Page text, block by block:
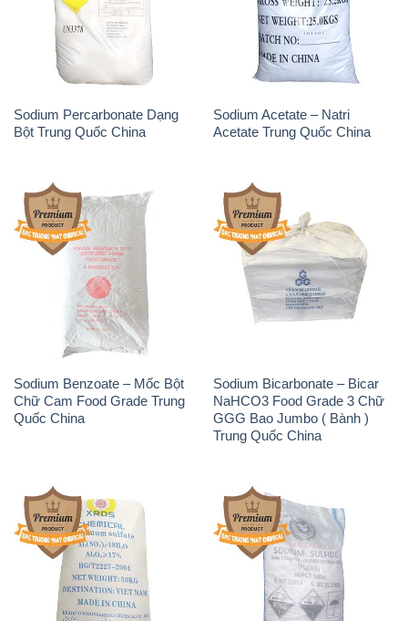
Sodium Percarbonate Dạng
Bột Trung Quốc China
Sodium Acetate – Natri
Acetate Trung Quốc China
Sodium Benzoate – Mốc Bột
Chữ Cam Food Grade Trung
Quốc China
Sodium Bicarbonate – Bicar
NaHCO3 Food Grade 3 Chữ
GGG Bao Jumbo ( Bành )
Trung Quốc China